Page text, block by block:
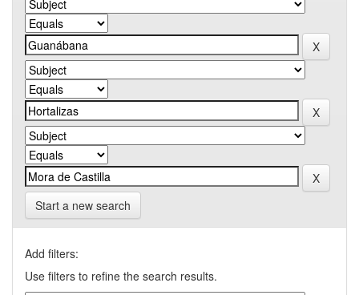
Start a new search
Add filters:
Use filters to refine the search results.